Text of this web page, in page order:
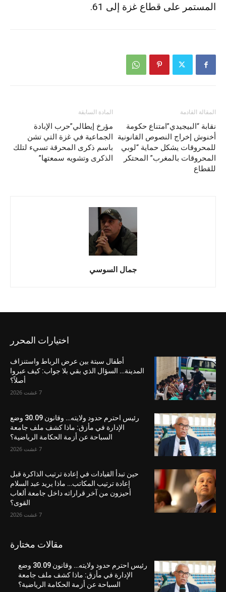
المستمر على قطاع غزة إلى 61.
المادة السابقة
مؤرخ إيطالي”حرب الإبادة
الجماعية في غزة التي تشن
باسم ذكرى المحرقة تسيء لتلك
الذكرى وتشويه سمعتها”
المقالة القادمة
نقابة “البيجيدي”امتناع حكومة
أخنوش إخراج النصوص القانونية
للمحروقات يشكل حماية “لوبي
المحروقات بالمغرب” المحتكر
للقطاع
جمال السوسي
اختيارات المحرر
أطفال سبتة بين عرض الرباط واستنزاف
المدينة… السؤال الذي بقي بلا جواب: كيف عبروا
أصلاً؟
7 غشت 2026
رئيس احترم حدود ولايته… وقانون 30.09 وضع
الإدارة في مأزق: ماذا كشف ملف جامعة
السباحة عن أزمة الحكامة الرياضية؟
7 غشت 2026
حين تبدأ القيادات في إعادة ترتيب الذاكرة قبل
إعادة ترتيب المكاتب… ماذا يريد عبد السلام
أحيزون من آخر قراراته داخل جامعة ألعاب
القوى؟
7 غشت 2026
مقالات مختارة
رئيس احترم حدود ولايته… وقانون 30.09 وضع
الإدارة في مأزق: ماذا كشف ملف جامعة
السباحة عن أزمة الحكامة الرياضية؟